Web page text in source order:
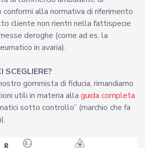
conformi alla normativa di riferimento
cliente non rientri nella fattispecie
deroghe (come ad es. la
in avaria).
SCEGLIERE?
gommista di fiducia, rimandiamo
utili in materia alla guida completa
sotto controllo” (marchio che fa